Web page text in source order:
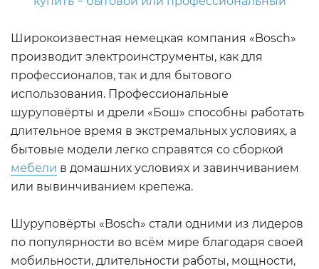
Широкоизвестная немецкая компания «Bosch»
производит электроинструменты, как для
профессионалов, так и для бытового
использования. Профессиональные
шуруповёрты и дрели «Бош» способны работать
длительное время в экстремальных условиях, а
бытовые модели легко справятся со сборкой
мебели в домашних условиях и завинчиванием
или вывинчиванием крепежа.
Шуруповёрты «Bosch» стали одними из лидеров
по популярности во всём мире благодаря своей
мобильности, длительности работы, мощности,